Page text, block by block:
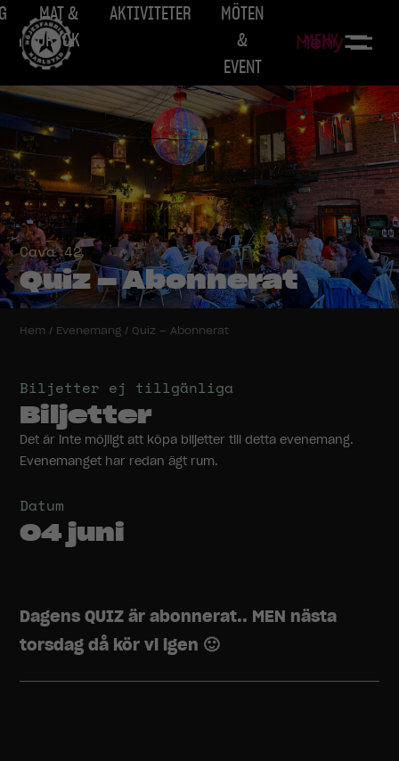
MAT &
DRYCK
AKTIVITETER
MÖTEN
&
EVENT
MENY
Meny
Cava 42
Quiz – Abonnerat
Hem / Evenemang / Quiz – Abonnerat
Biljetter ej tillgänliga
Biljetter
Det är inte möjligt att köpa biljetter till detta evenemang.
Evenemanget har redan ägt rum.
Datum
04 juni
Dagens QUIZ är abonnerat.. MEN nästa
torsdag då kör vi igen 🙂